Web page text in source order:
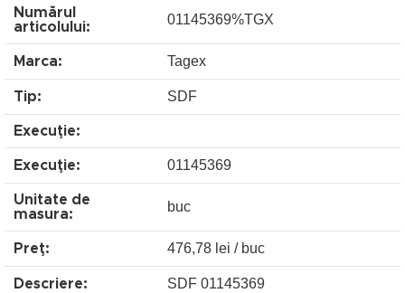
Numărul
articolului:
01145369%TGX
Marca: Tagex
Tip: SDF
Execuţie:
Execuţie: 01145369
Unitate de
masura:
buc
Preţ: 476,78 lei / buc
Descriere: SDF 01145369